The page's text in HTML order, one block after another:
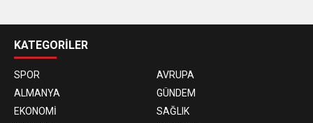
siteleri
KATEGORİLER
SPOR
AVRUPA
ALMANYA
GÜNDEM
EKONOMİ
SAĞLIK